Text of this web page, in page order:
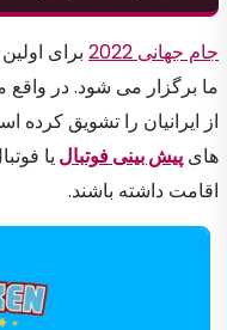
جام جهانی 2022
برای
ما برگزار می شود. در
از ایرانیان را تشویق
هایپیش بینی فوتبالیا
اقامت داشته باشند.